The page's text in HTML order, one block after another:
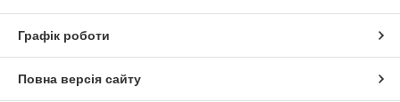
Графік роботи
Повна версія сайту